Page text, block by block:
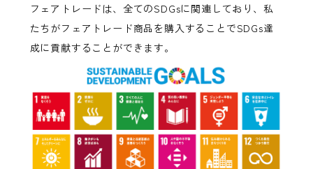
フェアトレードは、全てのSDGsに関連しており、私
たちがフェアトレード商品を購入することでSDGs達
成に貢献することができます。